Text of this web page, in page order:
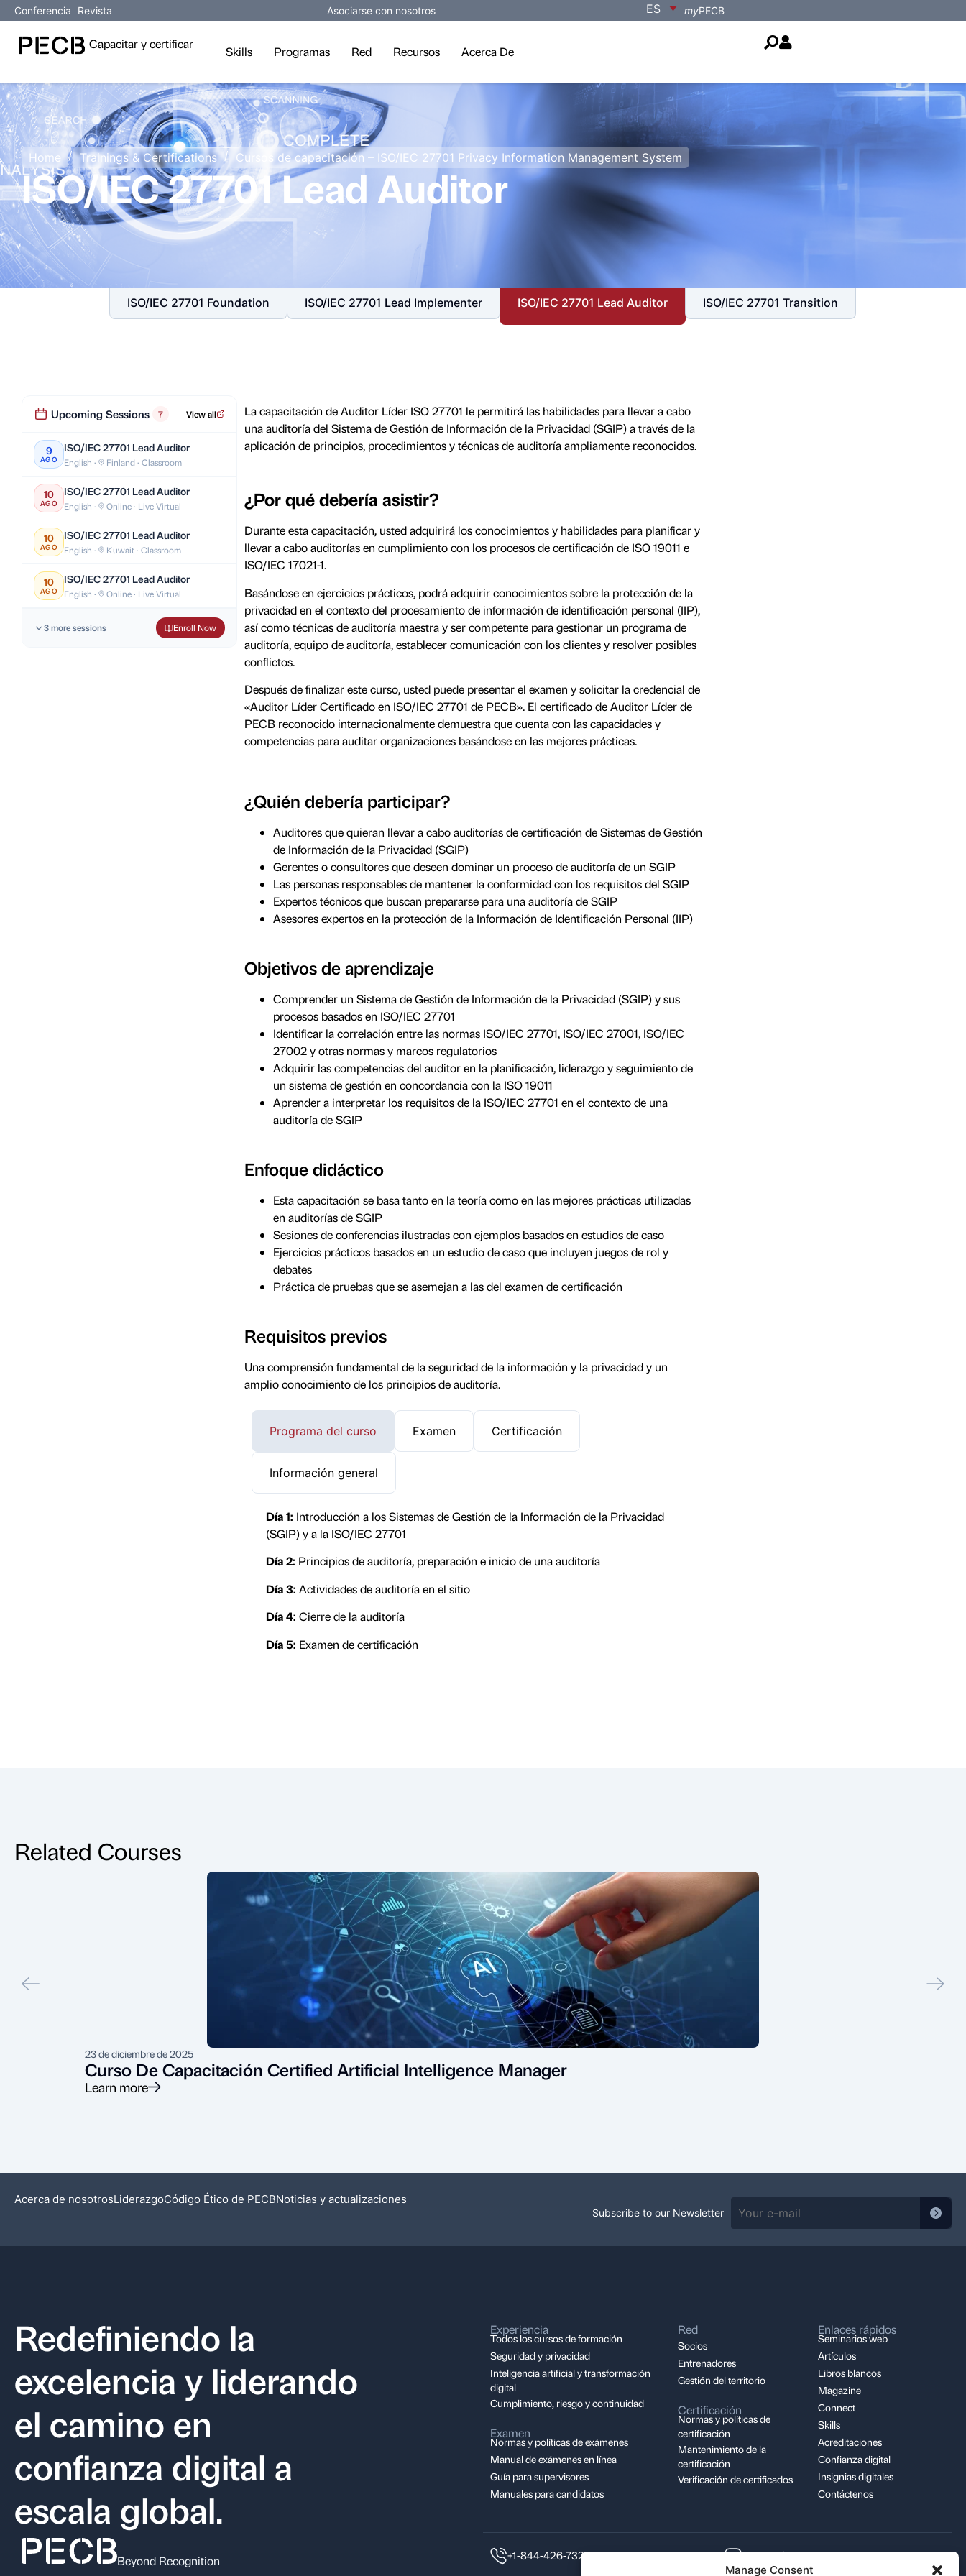
Manage Consent
Conferencia Revista Asociarse con nosotros ES myPECB
Capacitar y certificar
Skills Programas Red Recursos Acerca De
Home / Trainings & Certifications / Cursos de capacitación – ISO/IEC 27701 Privacy Information Management System
ISO/IEC 27701 Lead Auditor
ISO/IEC 27701 Foundation ISO/IEC 27701 Lead Implementer ISO/IEC 27701 Lead Auditor ISO/IEC 27701 Transition
Upcoming Sessions 7 View all
9
AGO
ISO/IEC 27701 Lead Auditor
English · Finland · Classroom
10
AGO
ISO/IEC 27701 Lead Auditor
English · Online · Live Virtual
10
AGO
ISO/IEC 27701 Lead Auditor
English · Kuwait · Classroom
10
AGO
ISO/IEC 27701 Lead Auditor
English · Online · Live Virtual
3 more sessions Enroll Now
La capacitación de Auditor Líder ISO 27701 le permitirá las habilidades para llevar a cabo
una auditoría del Sistema de Gestión de Información de la Privacidad (SGIP) a través de la
aplicación de principios, procedimientos y técnicas de auditoría ampliamente reconocidos.
¿Por qué debería asistir?
Durante esta capacitación, usted adquirirá los conocimientos y habilidades para planificar y
llevar a cabo auditorías en cumplimiento con los procesos de certificación de ISO 19011 e
ISO/IEC 17021-1.
Basándose en ejercicios prácticos, podrá adquirir conocimientos sobre la protección de la
privacidad en el contexto del procesamiento de información de identificación personal (IIP),
así como técnicas de auditoría maestra y ser competente para gestionar un programa de
auditoría, equipo de auditoría, establecer comunicación con los clientes y resolver posibles
conflictos.
Después de finalizar este curso, usted puede presentar el examen y solicitar la credencial de
«Auditor Líder Certificado en ISO/IEC 27701 de PECB». El certificado de Auditor Líder de
PECB reconocido internacionalmente demuestra que cuenta con las capacidades y
competencias para auditar organizaciones basándose en las mejores prácticas.
¿Quién debería participar?
Auditores que quieran llevar a cabo auditorías de certificación de Sistemas de Gestión
de Información de la Privacidad (SGIP)
Gerentes o consultores que deseen dominar un proceso de auditoría de un SGIP
Las personas responsables de mantener la conformidad con los requisitos del SGIP
Expertos técnicos que buscan prepararse para una auditoría de SGIP
Asesores expertos en la protección de la Información de Identificación Personal (IIP)
Objetivos de aprendizaje
Comprender un Sistema de Gestión de Información de la Privacidad (SGIP) y sus
procesos basados en ISO/IEC 27701
Identificar la correlación entre las normas ISO/IEC 27701, ISO/IEC 27001, ISO/IEC
27002 y otras normas y marcos regulatorios
Adquirir las competencias del auditor en la planificación, liderazgo y seguimiento de
un sistema de gestión en concordancia con la ISO 19011
Aprender a interpretar los requisitos de la ISO/IEC 27701 en el contexto de una
auditoría de SGIP
Enfoque didáctico
Esta capacitación se basa tanto en la teoría como en las mejores prácticas utilizadas
en auditorías de SGIP
Sesiones de conferencias ilustradas con ejemplos basados en estudios de caso
Ejercicios prácticos basados en un estudio de caso que incluyen juegos de rol y
debates
Práctica de pruebas que se asemejan a las del examen de certificación
Requisitos previos
Una comprensión fundamental de la seguridad de la información y la privacidad y un
amplio conocimiento de los principios de auditoría.
Programa del curso Examen Certificación
Información general
Día 1: Introducción a los Sistemas de Gestión de la Información de la Privacidad
(SGIP) y a la ISO/IEC 27701
Día 2: Principios de auditoría, preparación e inicio de una auditoría
Día 3: Actividades de auditoría en el sitio
Día 4: Cierre de la auditoría
Día 5: Examen de certificación
Related Courses
23 de diciembre de 2025
Curso De Capacitación Certified Artificial Intelligence Manager
Learn more
Acerca de nosotrosLiderazgoCódigo Ético de PECBNoticias y actualizaciones
Subscribe to our Newsletter
Redefiniendo la
excelencia y liderando
el camino en
confianza digital a
escala global.
Beyond Recognition
Experiencia
Todos los cursos de formación
Seguridad y privacidad
Inteligencia artificial y transformación
digital
Cumplimiento, riesgo y continuidad
Examen
Normas y políticas de exámenes
Manual de exámenes en línea
Guía para supervisores
Manuales para candidatos
Red
Socios
Entrenadores
Gestión del territorio
Certificación
Normas y políticas de
certificación
Mantenimiento de la
certificación
Verificación de certificados
Enlaces rápidos
Seminarios web
Artículos
Libros blancos
Magazine
Connect
Skills
Acreditaciones
Confianza digital
Insignias digitales
Contáctenos
+1-844-426-7322 support@pecb.com